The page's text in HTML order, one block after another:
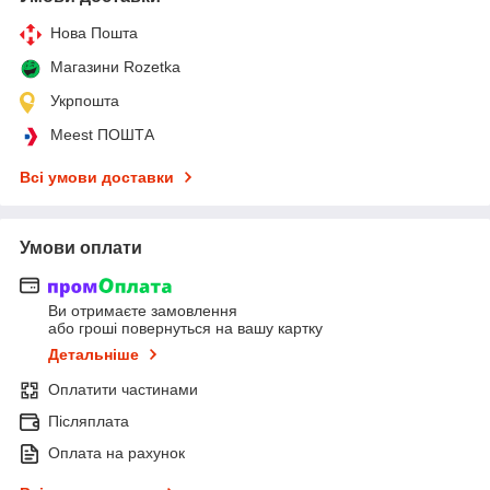
Нова Пошта
Магазини Rozetka
Укрпошта
Meest ПОШТА
Всі умови доставки
Умови оплати
Ви отримаєте замовлення
або гроші повернуться на вашу картку
Детальніше
Оплатити частинами
Післяплата
Оплата на рахунок